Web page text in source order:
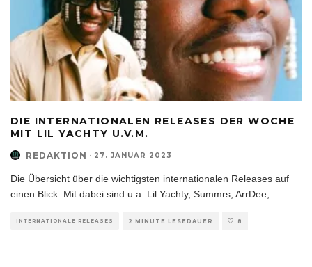
DIE INTERNATIONALEN RELEASES DER WOCHE
MIT LIL YACHTY U.V.M.
REDAKTION · 27. JANUAR 2023
Die Übersicht über die wichtigsten internationalen Releases auf
einen Blick. Mit dabei sind u.a. Lil Yachty, Summrs, ArrDee,
INTERNATIONALE RELEASES 2 MINUTE LESEDAUER 8